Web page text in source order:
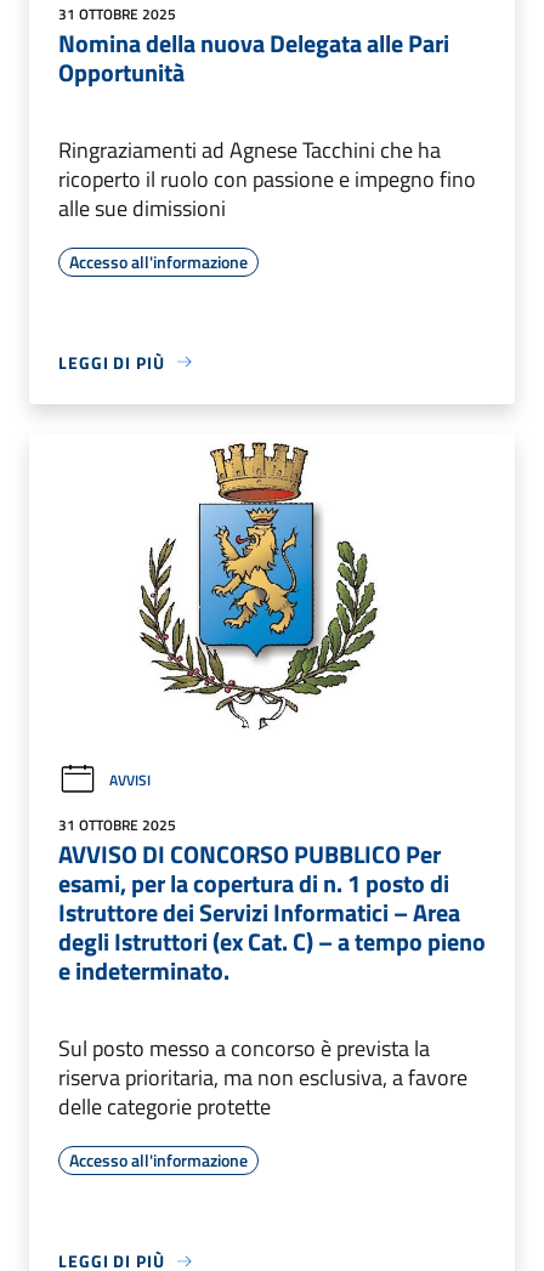
31 OTTOBRE 2025
Nomina della nuova Delegata alle Pari
Opportunità
Ringraziamenti ad Agnese Tacchini che ha
ricoperto il ruolo con passione e impegno fino
alle sue dimissioni
Accesso all'informazione
LEGGI DI PIÙ
AVVISI
31 OTTOBRE 2025
AVVISO DI CONCORSO PUBBLICO Per
esami, per la copertura di n. 1 posto di
Istruttore dei Servizi Informatici – Area
degli Istruttori (ex Cat. C) – a tempo pieno
e indeterminato.
Sul posto messo a concorso è prevista la
riserva prioritaria, ma non esclusiva, a favore
delle categorie protette
Accesso all'informazione
LEGGI DI PIÙ